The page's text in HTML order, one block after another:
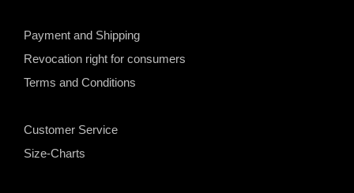
Payment and Shipping
Revocation right for consumers
Terms and Conditions
Customer Service
Size-Charts